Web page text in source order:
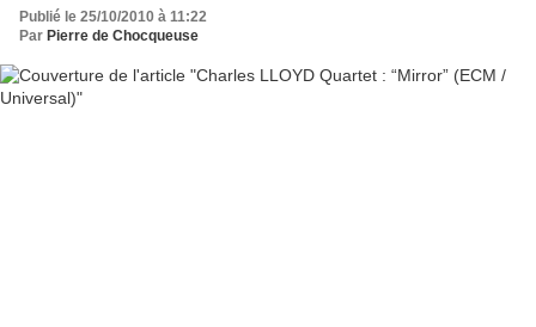
Publié le 25/10/2010 à 11:22
Par Pierre de Chocqueuse